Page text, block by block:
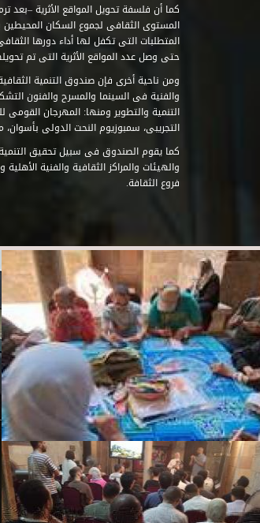
كما أن فلسفة تحويل المواقع الأثرية –بعد
المستوى الثقافى لجموع السكان المحيطين
حتى وصل عدد المواقع الأثرية التى تم تحويلها
ومن ناحية أخرى فإن صندوق التنمية
والفنية فى السينما والمسرح والفنون
التنمية والتطوير ومنها: المهرجان
التجريبى، سمبوزيوم النحت الدولى
كما يقوم الصندوق فى سبيل تحقيق التنمية
والهيئات والمراكز الثقافية والفنية
فروع الثقافة.